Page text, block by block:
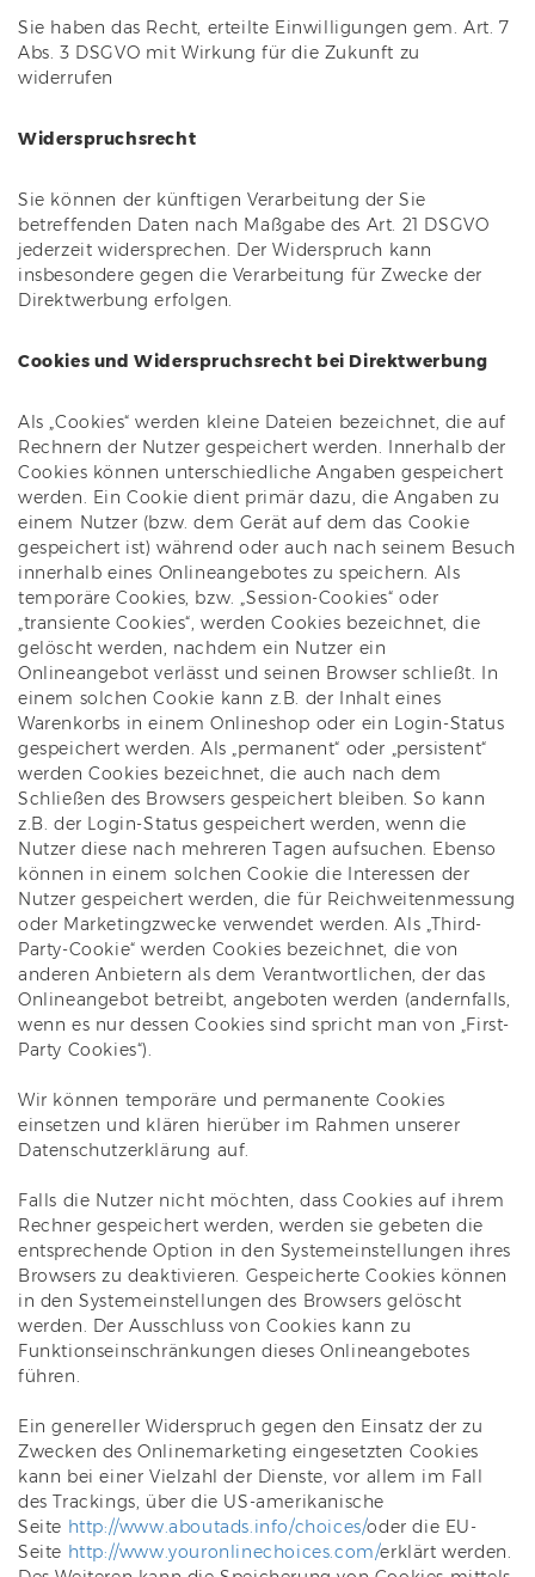
Sie haben das Recht, erteilte Einwilligungen gem. Art. 7
Abs. 3 DSGVO mit Wirkung für die Zukunft zu
widerrufen
Widerspruchsrecht
Sie können der künftigen Verarbeitung der Sie
betreffenden Daten nach Maßgabe des Art. 21 DSGVO
jederzeit widersprechen. Der Widerspruch kann
insbesondere gegen die Verarbeitung für Zwecke der
Direktwerbung erfolgen.
Cookies und Widerspruchsrecht bei Direktwerbung
Als „Cookies“ werden kleine Dateien bezeichnet, die auf
Rechnern der Nutzer gespeichert werden. Innerhalb der
Cookies können unterschiedliche Angaben gespeichert
werden. Ein Cookie dient primär dazu, die Angaben zu
einem Nutzer (bzw. dem Gerät auf dem das Cookie
gespeichert ist) während oder auch nach seinem Besuch
innerhalb eines Onlineangebotes zu speichern. Als
temporäre Cookies, bzw. „Session-Cookies“ oder
„transiente Cookies“, werden Cookies bezeichnet, die
gelöscht werden, nachdem ein Nutzer ein
Onlineangebot verlässt und seinen Browser schließt. In
einem solchen Cookie kann z.B. der Inhalt eines
Warenkorbs in einem Onlineshop oder ein Login-Status
gespeichert werden. Als „permanent“ oder „persistent“
werden Cookies bezeichnet, die auch nach dem
Schließen des Browsers gespeichert bleiben. So kann
z.B. der Login-Status gespeichert werden, wenn die
Nutzer diese nach mehreren Tagen aufsuchen. Ebenso
können in einem solchen Cookie die Interessen der
Nutzer gespeichert werden, die für Reichweitenmessung
oder Marketingzwecke verwendet werden. Als „Third-
Party-Cookie“ werden Cookies bezeichnet, die von
anderen Anbietern als dem Verantwortlichen, der das
Onlineangebot betreibt, angeboten werden (andernfalls,
wenn es nur dessen Cookies sind spricht man von „First-
Party Cookies“).
Wir können temporäre und permanente Cookies
einsetzen und klären hierüber im Rahmen unserer
Datenschutzerklärung auf.
Falls die Nutzer nicht möchten, dass Cookies auf ihrem
Rechner gespeichert werden, werden sie gebeten die
entsprechende Option in den Systemeinstellungen ihres
Browsers zu deaktivieren. Gespeicherte Cookies können
in den Systemeinstellungen des Browsers gelöscht
werden. Der Ausschluss von Cookies kann zu
Funktionseinschränkungen dieses Onlineangebotes
führen.
Ein genereller Widerspruch gegen den Einsatz der zu
Zwecken des Onlinemarketing eingesetzten Cookies
kann bei einer Vielzahl der Dienste, vor allem im Fall
des Trackings, über die US-amerikanische
Seite http://www.aboutads.info/choices/oder die EU-
Seite http://www.youronlinechoices.com/erklärt werden.